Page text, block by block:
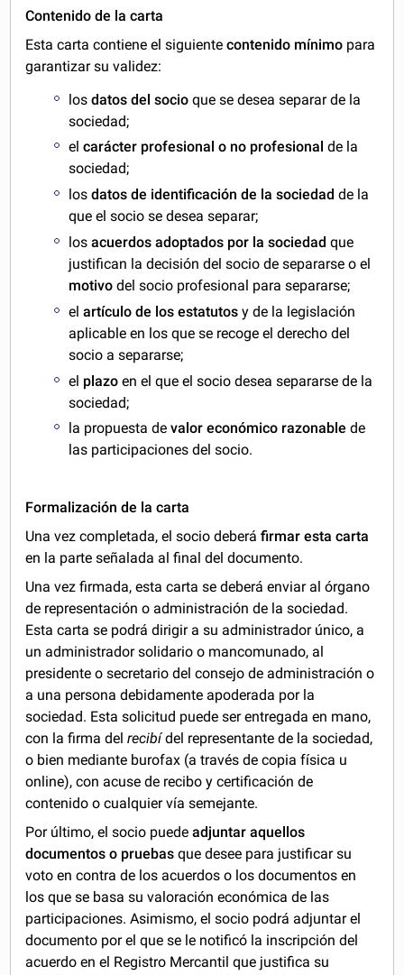
Contenido de la carta
Esta carta contiene el siguiente contenido mínimo para
garantizar su validez:
losdatos del socio que se desea separar de la
sociedad;
elcarácter profesional o no profesional de la
sociedad;
losdatos de identificación de la sociedad de la
que el socio se desea separar;
losacuerdos adoptados por la sociedad que
justifican la decisión del socio de separarse o el
motivo del socio profesional para separarse;
elartículo de los estatutos y de la legislación
aplicable en los que se recoge el derecho del
socio a separarse;
el plazo en el que el socio desea separarse de la
sociedad;
la propuesta de valor económico razonable de
las participaciones del socio.
Formalización de la carta
Una vez completada, el socio deberáfirmar esta carta
en la parte señalada al final del documento.
Una vez firmada, esta carta se deberá enviar al órgano
de representación o administración de la sociedad.
Esta carta se podrá dirigir a su administrador único, a
un administrador solidario o mancomunado, al
presidente o secretario del consejo de administración o
a una persona debidamente apoderada por la
sociedad. Esta solicitud puede ser entregada en mano,
con la firma delrecibídel representante de la sociedad,
o bien mediante burofax (a través de copia física u
online), con acuse de recibo y certificación de
contenido o cualquier vía semejante.
Por último, el socio puedeadjuntar aquellos
documentos o pruebasque desee para justificar su
voto en contra de los acuerdos o los documentos en
los que se basa su valoración económica de las
participaciones. Asimismo, el socio podrá adjuntar el
documento por el que se le notificó la inscripción del
acuerdo en el Registro Mercantil que justifica su